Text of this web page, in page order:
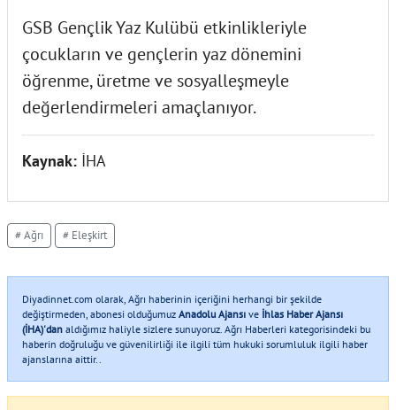
GSB Gençlik Yaz Kulübü etkinlikleriyle
çocukların ve gençlerin yaz dönemini
öğrenme, üretme ve sosyalleşmeyle
değerlendirmeleri amaçlanıyor.
Kaynak: İHA
# Ağrı # Eleşkirt
Diyadinnet.com olarak, Ağrı haberinin içeriğini herhangi bir şekilde
değiştirmeden, abonesi olduğumuz Anadolu Ajansı ve İhlas Haber Ajansı
(İHA)'dan aldığımız haliyle sizlere sunuyoruz. Ağrı Haberleri kategorisindeki bu
haberin doğruluğu ve güvenilirliği ile ilgili tüm hukuki sorumluluk ilgili haber
ajanslarına aittir..